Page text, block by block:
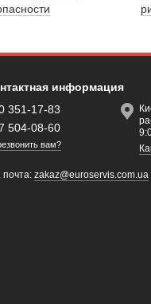
информация
351-17-83
504-08-60
вам?
почта:zakaz@euroservis.com.ua